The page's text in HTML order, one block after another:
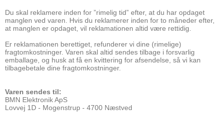
Du skal reklamere inden for ”rimelig tid” efter, at du har opdaget
manglen ved varen. Hvis du reklamerer inden for to måneder efter,
at manglen er opdaget, vil reklamationen altid være rettidig.
Er reklamationen berettiget, refunderer vi dine (rimelige)
fragtomkostninger. Varen skal altid sendes tilbage i forsvarlig
emballage, og husk at få en kvittering for afsendelse, så vi kan
tilbagebetale dine fragtomkostninger.
Varen sendes til:
BMN Elektronik ApS
Lovvej 1D - Mogenstrup - 4700 Næstved